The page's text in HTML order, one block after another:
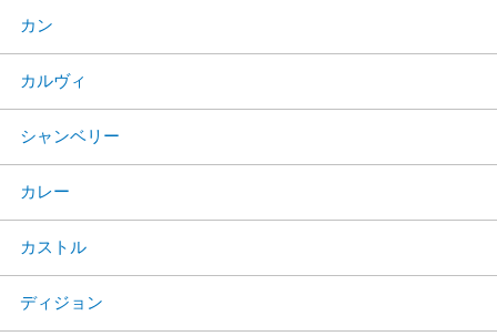
カン
カルヴィ
シャンベリー
カレー
カストル
ディジョン